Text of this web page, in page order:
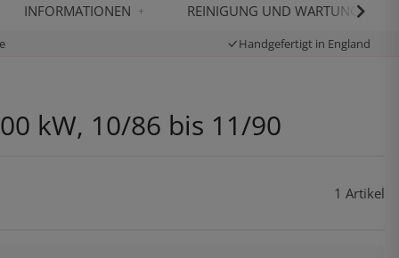
INFORMATIONEN REINIGUNG UND WARTUNG
Handgefertigt in England
kW, 10/86 bis 11/90
1 Artikel